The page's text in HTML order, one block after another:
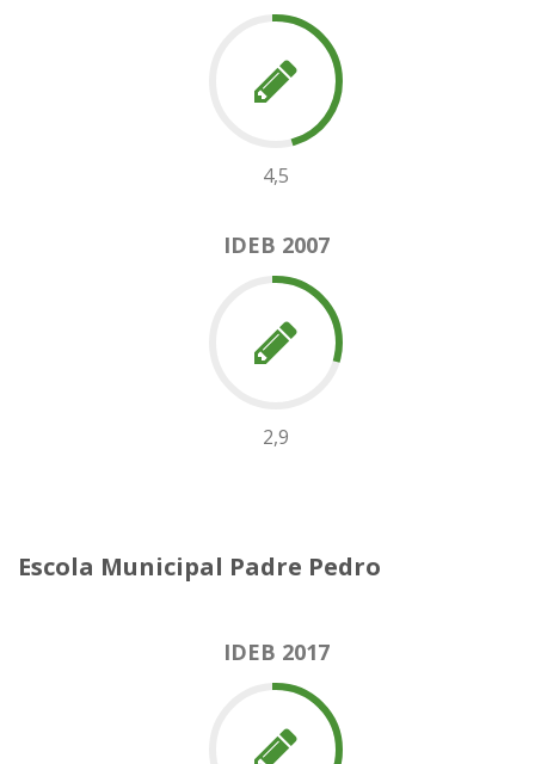
4,5
IDEB 2007
2,9
Escola Municipal Padre Pedro
IDEB 2017